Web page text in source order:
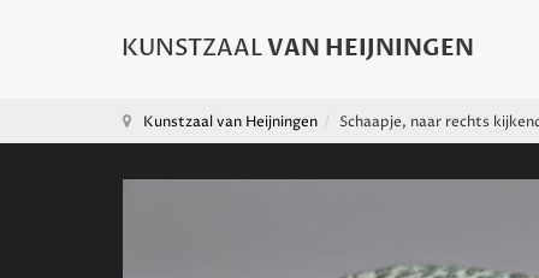
Kunstzaal van Heijningen Schaapje, naar rechts